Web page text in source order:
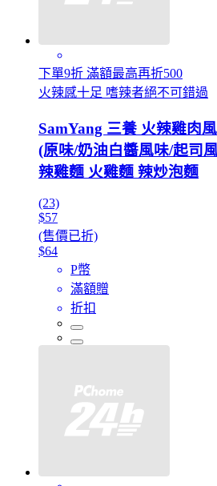
下單9折 滿額最高再折500
火辣感十足 嗜辣者絕不可錯過
SamYang 三養 火辣雞肉
(原味/奶油白醬風味/起司
辣雞麵 火雞麵 辣炒泡麵
(23)
$57
(售價已折)
$64
P幣
滿額贈
折扣